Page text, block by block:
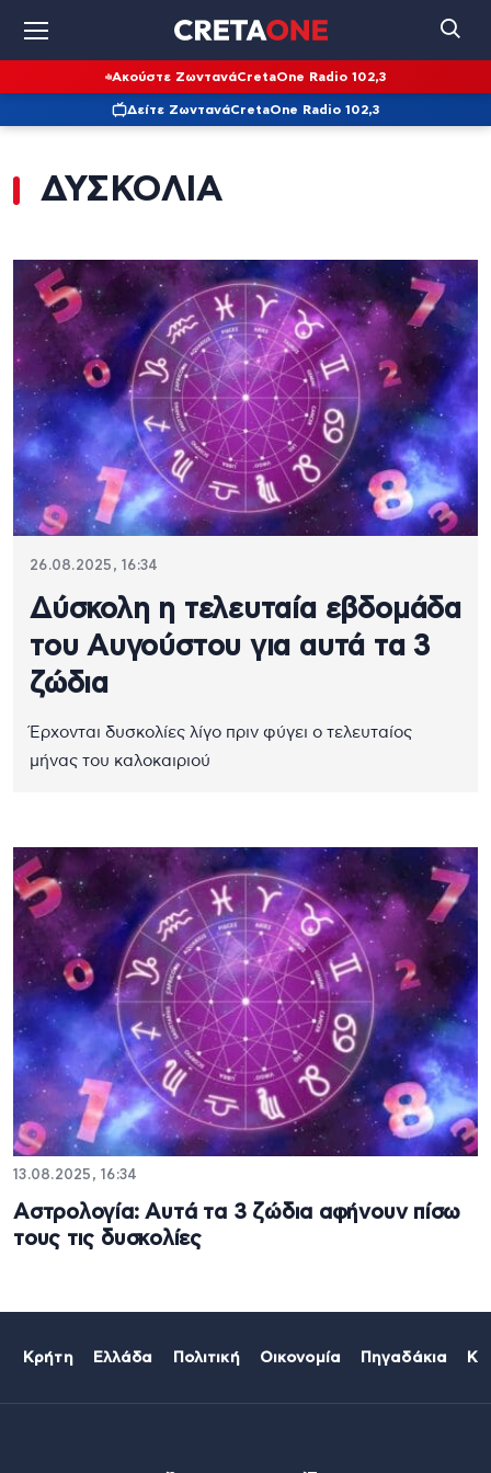
Ακούστε ΖωντανάCretaOne Radio 102,3
Δείτε ΖωντανάCretaOne Radio 102,3
ΔΥΣΚΟΛΙΑ
26.08.2025, 16:34
Δύσκολη η τελευταία εβδομάδα
του Αυγούστου για αυτά τα 3
ζώδια
Έρχονται δυσκολίες λίγο πριν φύγει ο τελευταίος
μήνας του καλοκαιριού
13.08.2025, 16:34
Αστρολογία: Aυτά τα 3 ζώδια αφήνουν πίσω
τους τις δυσκολίες
Κρήτη Ελλάδα Πολιτική Οικονομία Πηγαδάκια